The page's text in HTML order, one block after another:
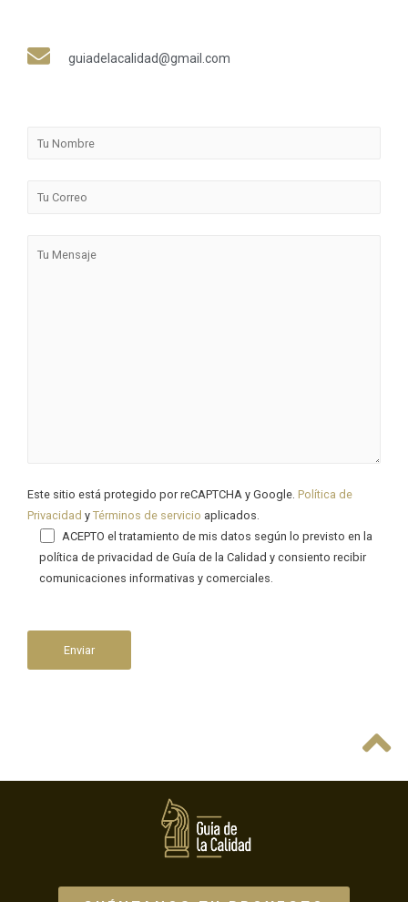
guiadelacalidad@gmail.com
Este sitio está protegido por reCAPTCHA y Google. Política de
Privacidad y Términos de servicio aplicados.
ACEPTO el tratamiento de mis datos según lo previsto en la
política de privacidad de Guía de la Calidad y consiento recibir
comunicaciones informativas y comerciales.